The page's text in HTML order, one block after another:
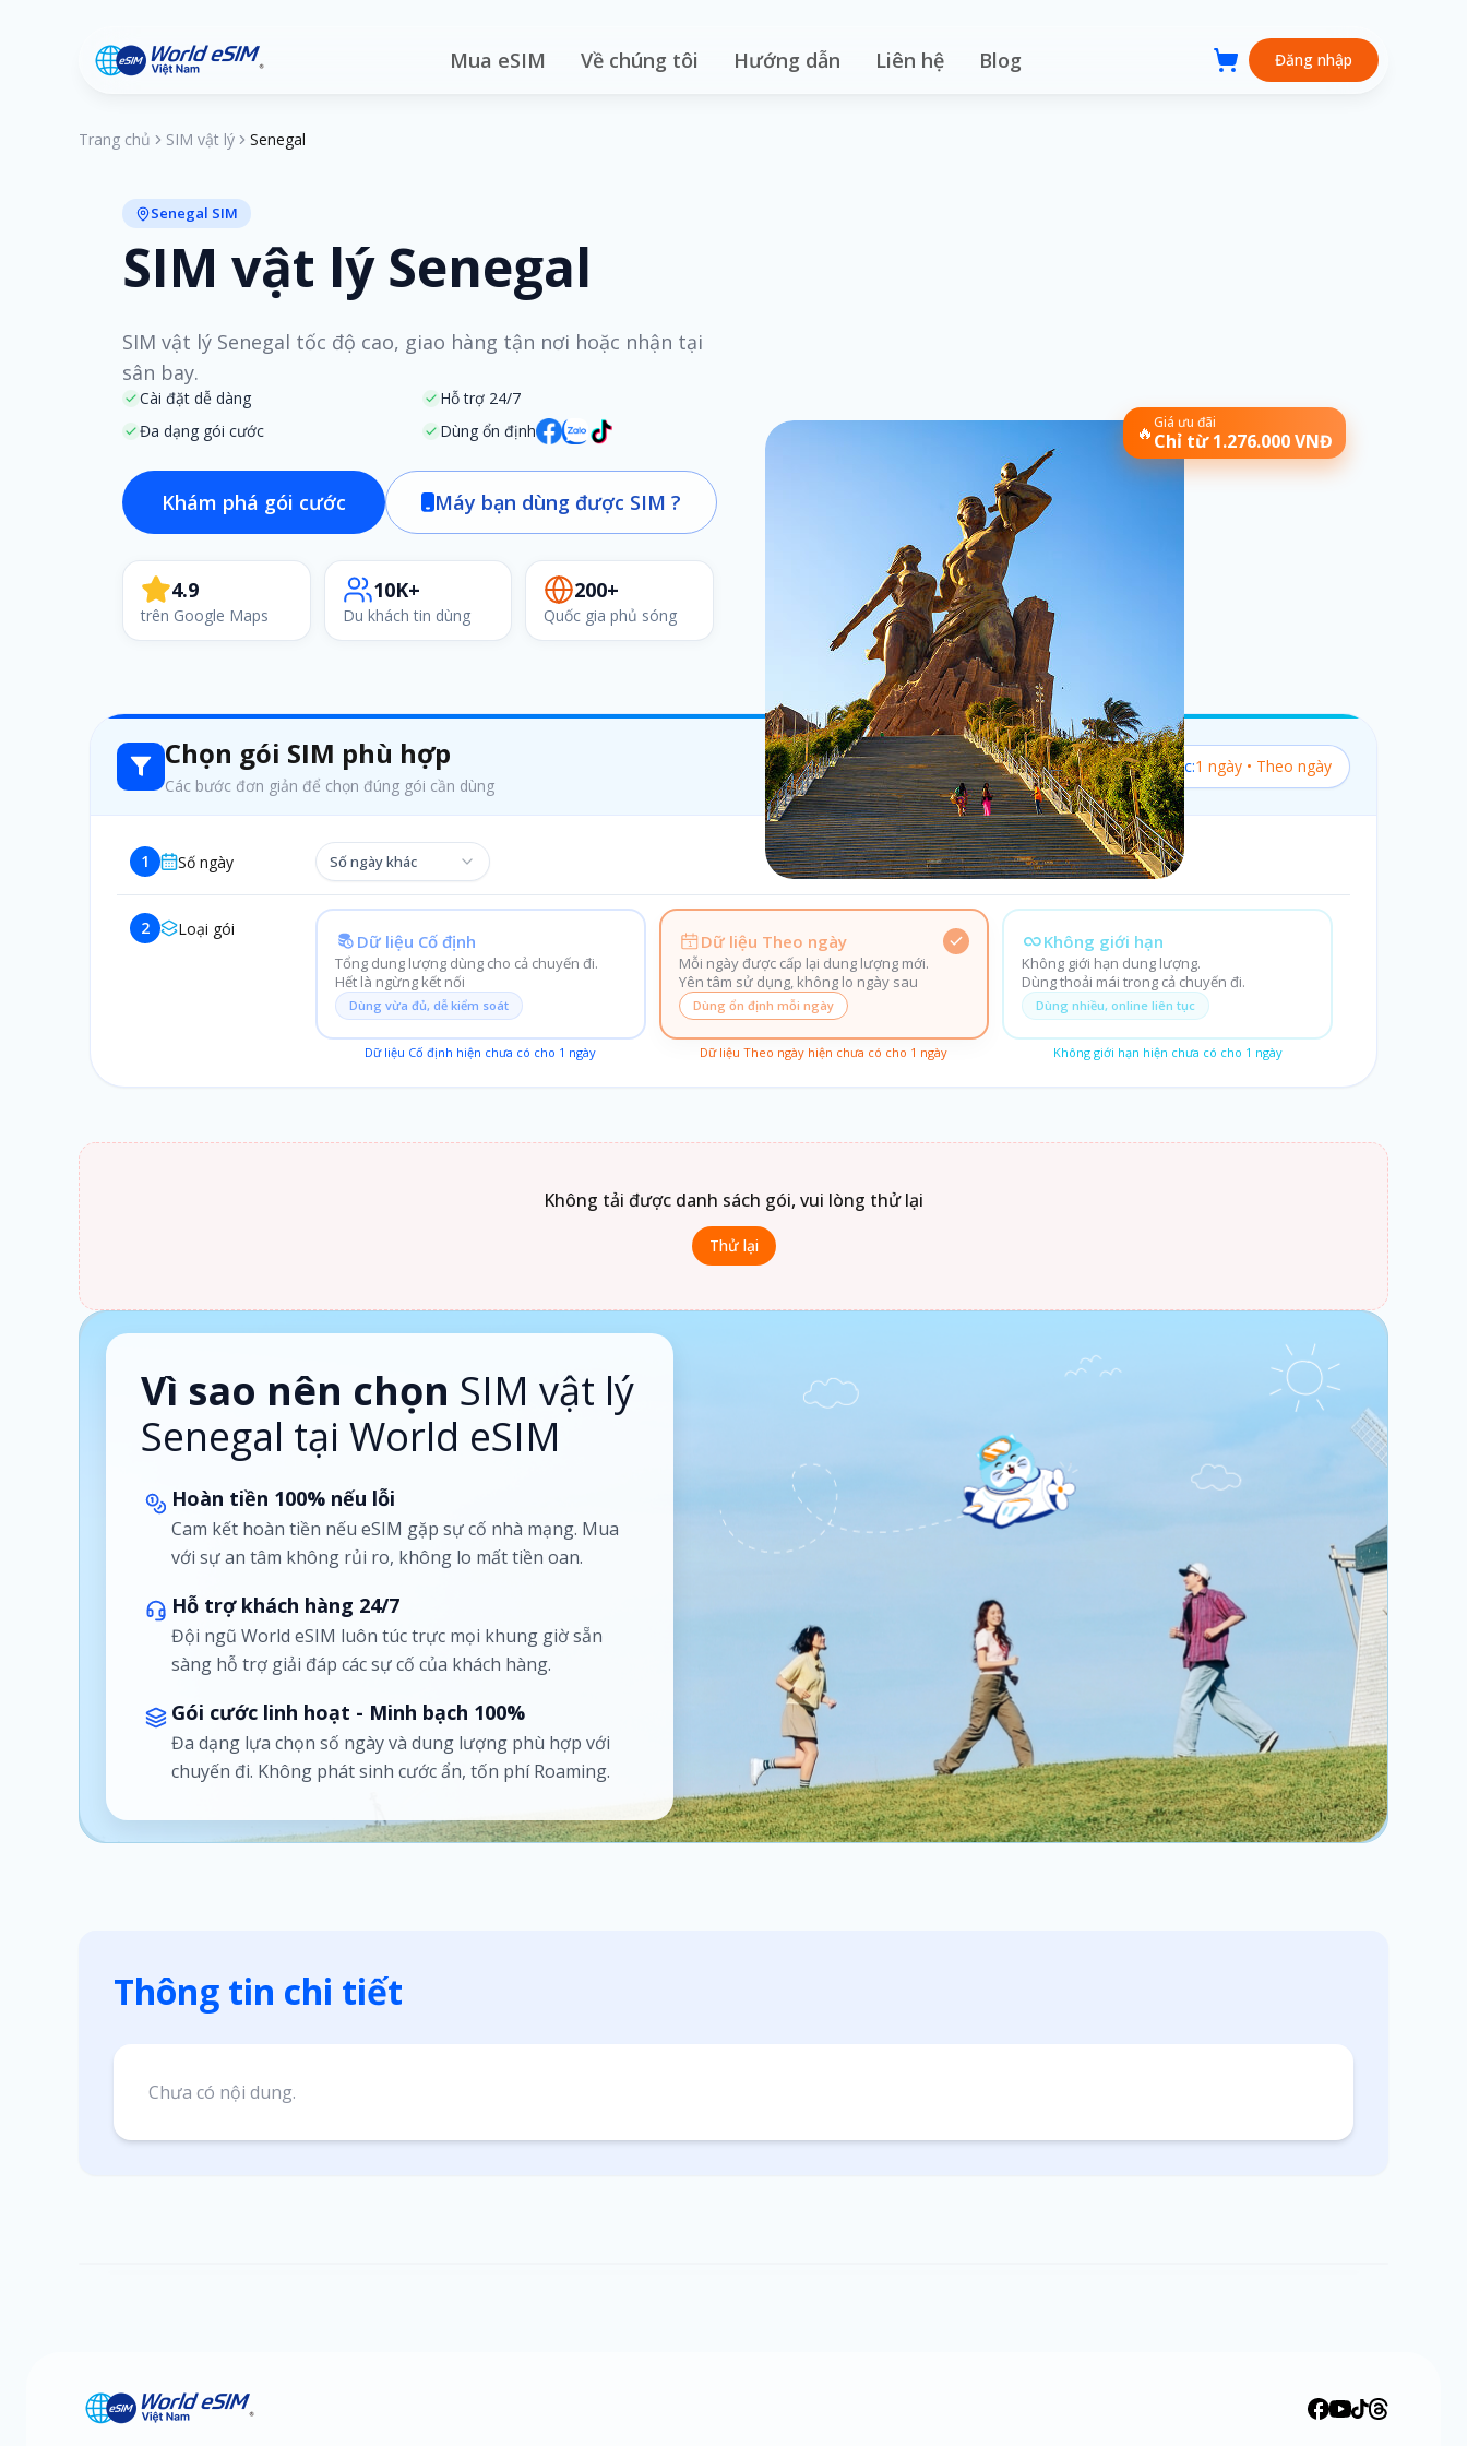
Mua eSIM Về chúng tôi Hướng dẫn Liên hệ Blog Đăng nhập
Trang chủ SIM vật lý Senegal
Senegal SIM
SIM vật lý Senegal
SIM vật lý Senegal tốc độ cao, giao hàng tận nơi hoặc nhận tại
sân bay.
Cài đặt dễ dàng
Hỗ trợ 24/7
Đa dạng gói cước
Dùng ổn định
Khám phá gói cước Máy bạn dùng được SIM ?
4.9
trên Google Maps
10K+
Du khách tin dùng
200+
Quốc gia phủ sóng
🔥Giá ưu đãi
Chỉ từ 1.276.000 VNĐ
Chọn gói SIM phù hợp
Các bước đơn giản để chọn đúng gói cần dùng
Bộ lọc:1 ngày • Theo ngày
1 Số ngày Số ngày khác
2 Loại gói
Dữ liệu Cố định
Tổng dung lượng dùng cho cả chuyến đi.
Hết là ngừng kết nối
Dùng vừa đủ, dễ kiểm soát
Dữ liệu Cố định hiện chưa có cho 1 ngày
Dữ liệu Theo ngày
Mỗi ngày được cấp lại dung lượng mới.
Yên tâm sử dụng, không lo ngày sau
Dùng ổn định mỗi ngày
Dữ liệu Theo ngày hiện chưa có cho 1 ngày
Không giới hạn
Không giới hạn dung lượng.
Dùng thoải mái trong cả chuyến đi.
Dùng nhiều, online liên tục
Không giới hạn hiện chưa có cho 1 ngày
Không tải được danh sách gói, vui lòng thử lại
Thử lại
Vì sao nên chọn SIM vật lý
Senegal tại World eSIM
Hoàn tiền 100% nếu lỗi
Cam kết hoàn tiền nếu eSIM gặp sự cố nhà mạng. Mua
với sự an tâm không rủi ro, không lo mất tiền oan.
Hỗ trợ khách hàng 24/7
Đội ngũ World eSIM luôn túc trực mọi khung giờ sẵn
sàng hỗ trợ giải đáp các sự cố của khách hàng.
Gói cước linh hoạt - Minh bạch 100%
Đa dạng lựa chọn số ngày và dung lượng phù hợp với
chuyến đi. Không phát sinh cước ẩn, tốn phí Roaming.
Thông tin chi tiết
Chưa có nội dung.